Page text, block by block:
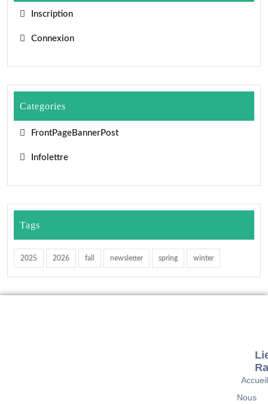
Inscription
Connexion
Categories
FrontPageBannerPost
Infolettre
Tags
2025 2026 fall newsletter spring winter
Accueil
Nous